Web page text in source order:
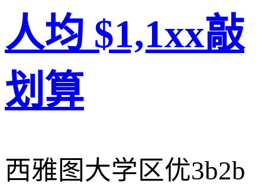
人均 $1,1xx敲
划算
西雅图大学区优3b2b